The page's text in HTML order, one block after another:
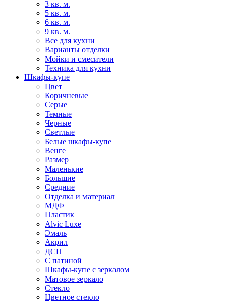
3 кв. м.
5 кв. м.
6 кв. м.
9 кв. м.
Все для кухни
Варианты отделки
Мойки и смесители
Техника для кухни
Шкафы-купе
Цвет
Коричневые
Серые
Темные
Черные
Светлые
Белые шкафы-купе
Венге
Размер
Маленькие
Большие
Средние
Отделка и материал
МДФ
Пластик
Alvic Luxe
Эмаль
Акрил
ДСП
С патиной
Шкафы-купе с зеркалом
Матовое зеркало
Стекло
Цветное стекло